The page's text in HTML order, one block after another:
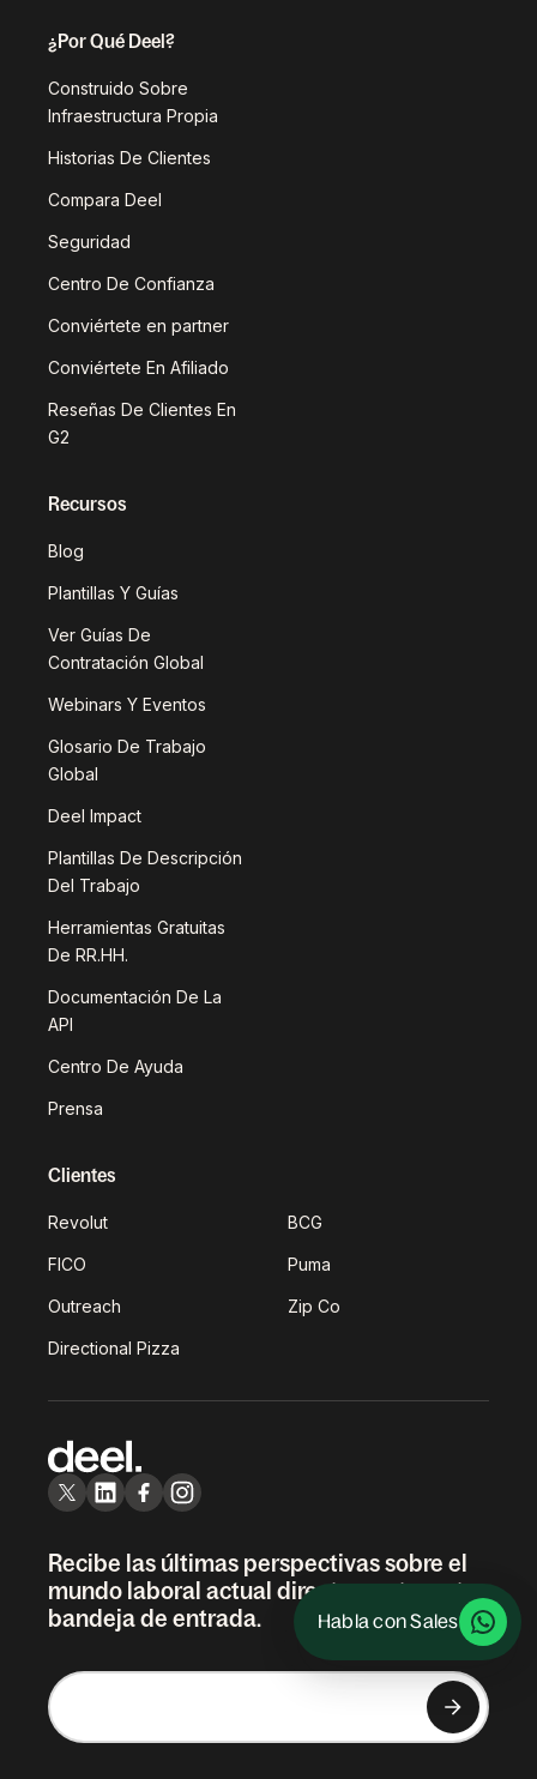
Habla con Sales
¿Por Qué Deel?
Construido Sobre
Infraestructura Propia
Historias De Clientes
Compara Deel
Seguridad
Centro De Confianza
Conviértete en partner
Conviértete En Afiliado
Reseñas De Clientes En
G2
Recursos
Blog
Plantillas Y Guías
Ver Guías De
Contratación Global
Webinars Y Eventos
Glosario De Trabajo
Global
Deel Impact
Plantillas De Descripción
Del Trabajo
Herramientas Gratuitas
De RR.HH.
Documentación De La
API
Centro De Ayuda
Prensa
Clientes
Revolut BCG
FICO Puma
Outreach Zip Co
Directional Pizza
Recibe las últimas perspectivas sobre el
mundo laboral actual directamente en tu
bandeja de entrada.